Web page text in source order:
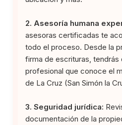
2. Asesoría humana
asesoras certificadas te
todo el proceso. Desde la
firma de escrituras, tendrás
profesional que conoce el
de La Cruz (San Simón la
3. Seguridad jurídica:
documentación de la